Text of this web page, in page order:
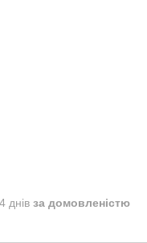
днів за домовленістю